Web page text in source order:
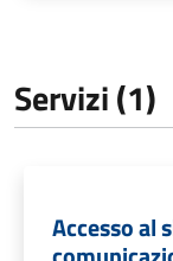
Servizi (1)
Accesso al